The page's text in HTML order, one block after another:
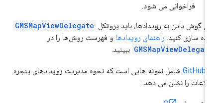
فراخوانی می شود.
گوش دادن به رویدادها، باید پروتکل GMSMapViewDelegate
سازی کنید.راهنمای رویدادهاو فهرست روش‌ها را در
ببینید.
GitHubشامل نمونه هایی است که نحوه مدیریت رویدادهای پنجره
را نشان می دهد: